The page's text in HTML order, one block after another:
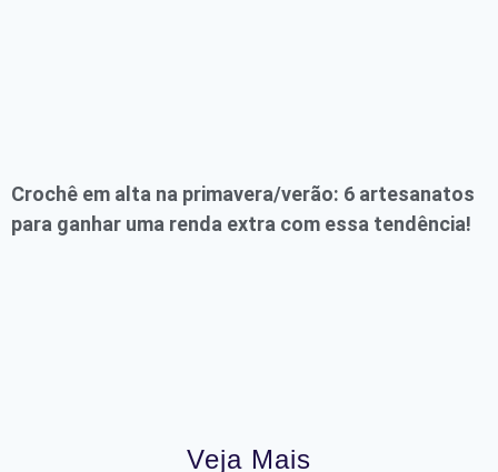
Crochê em alta na primavera/verão: 6 artesanatos
para ganhar uma renda extra com essa tendência!
Veja Mais